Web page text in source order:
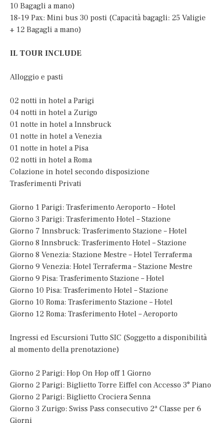
10 Bagagli a mano)
18-19 Pax: Mini bus 30 posti (Capacità bagagli: 25 Valigie
+ 12 Bagagli a mano)
IL TOUR INCLUDE
Alloggio e pasti
02 notti in hotel a Parigi
04 notti in hotel a Zurigo
01 notte in hotel a Innsbruck
01 notte in hotel a Venezia
01 notte in hotel a Pisa
02 notti in hotel a Roma
Colazione in hotel secondo disposizione
Trasferimenti Privati
Giorno 1 Parigi: Trasferimento Aeroporto – Hotel
Giorno 3 Parigi: Trasferimento Hotel – Stazione
Giorno 7 Innsbruck: Trasferimento Stazione – Hotel
Giorno 8 Innsbruck: Trasferimento Hotel – Stazione
Giorno 8 Venezia: Stazione Mestre – Hotel Terraferma
Giorno 9 Venezia: Hotel Terraferma – Stazione Mestre
Giorno 9 Pisa: Trasferimento Stazione – Hotel
Giorno 10 Pisa: Trasferimento Hotel – Stazione
Giorno 10 Roma: Trasferimento Stazione – Hotel
Giorno 12 Roma: Trasferimento Hotel – Aeroporto
Ingressi ed Escursioni Tutto SIC (Soggetto a disponibilità
al momento della prenotazione)
Giorno 2 Parigi: Hop On Hop off 1 Giorno
Giorno 2 Parigi: Biglietto Torre Eiffel con Accesso 3° Piano
Giorno 2 Parigi: Biglietto Crociera Senna
Giorno 3 Zurigo: Swiss Pass consecutivo 2ª Classe per 6
Giorni